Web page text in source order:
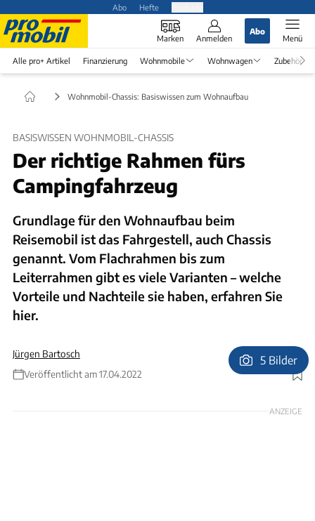
Abo Hefte
Marken Anmelden
Abo
Menü
Alle pro+ Artikel Finanzierung Wohnmobile Wohnwagen Zubehör
Wohnmobil-Chassis: Basiswissen zum Wohnaufbau
BASISWISSEN WOHNMOBIL-CHASSIS
Der richtige Rahmen fürs
Campingfahrzeug
Grundlage für den Wohnaufbau beim
Reisemobil ist das Fahrgestell, auch Chassis
genannt. Vom Flachrahmen bis zum
Leiterrahmen gibt es viele Varianten – welche
Vorteile und Nachteile sie haben, erfahren Sie
hier.
Jürgen Bartosch
Veröffentlicht am 17.04.2022
Foto: Ducato
5 Bilder
ANZEIGE